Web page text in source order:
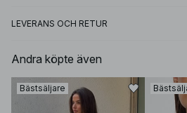
LEVERANS OCH RETUR
Andra köpte även
Bästsäljare